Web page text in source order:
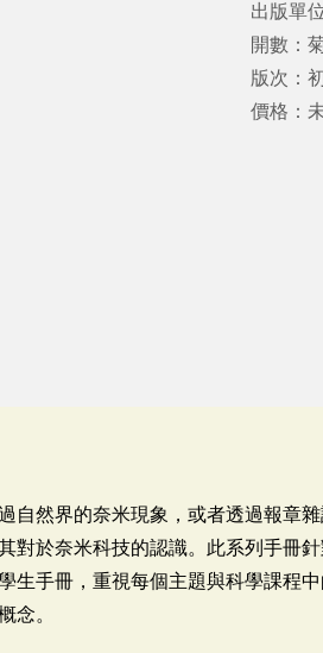
出版單
開數：
版次：
價格：
自然界的奈米現象，或者透過報章
對於奈米科技的認識。此系列手冊
生手冊，重視每個主題與科學課程
念。